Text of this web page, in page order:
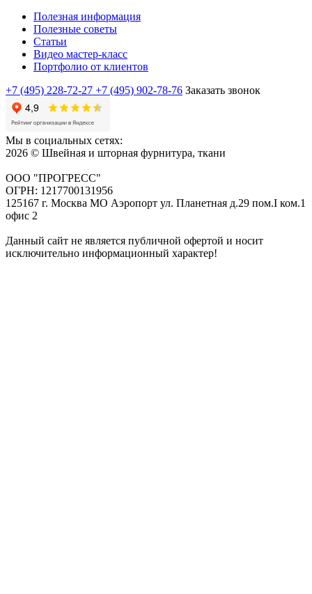
Полезная информация
Полезные советы
Статьи
Видео мастер-класс
Портфолио от клиентов
+7 (495) 228-72-27 +7 (495) 902-78-76 Заказать звонок
Мы в социальных сетях:
2026 © Швейная и шторная фурнитура, ткани
ООО "ПРОГРЕСС"
ОГРН: 1217700131956
125167 г. Москва МО Аэропорт ул. Планетная д.29 пом.I ком.1
офис 2
Данный сайт не является публичной офертой и носит
исключительно информационный характер!